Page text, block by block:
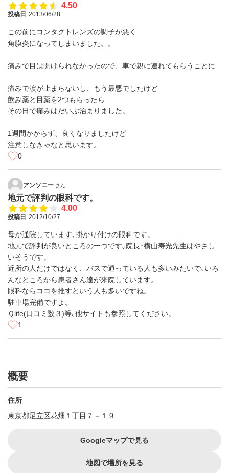
4.50
投稿日 2013/06/28
この前にコンタクトレンズの調子が悪く
角膜炎になってしまいました。。
痛みで目は開けられなかったので、車で親に連れてもらうことに
痛みで涙が止まらないし、もう最悪でしたけど
飲み薬と目薬を2つもらったら
その日で痛みはだいぶ治まりました。
1週間かからず、良くなりましたけど
注意しなきゃなと思います。
0
アンソニー さん
地元で評判の眼科です。
4.00
投稿日 2012/10/27
母が通院しています､掛かり付けの眼科です。
地元で評判が良いところの一つです｡院長･横山寿光先生はやさし
いそうです。
近所の人だけではなく、バスで通っている人も多いみたいで､いろ
んなところから患者さん達が来院しています。
眼科ならココを推すという人も多いですね。
駐車場完備ですよ。
Ｑlife(口コミ数３)等､他サイトも参照してください。
1
概要
住所
東京都足立区花畑１丁目７－１９
Googleマップで見る
地図で場所を見る